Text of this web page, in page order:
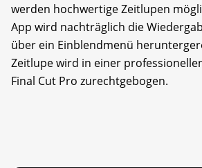
werden hochwertige Zeitlupen
App wird nachträglich die
über ein Einblendmenü
Zeitlupe wird in einer
Final Cut Pro zurechtgebogen.